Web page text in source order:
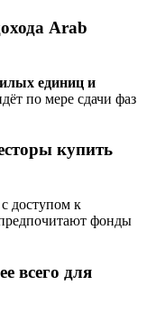
Arab
единиц и
по мере сдачи фаз
купить
доступом к
фонды
всего для